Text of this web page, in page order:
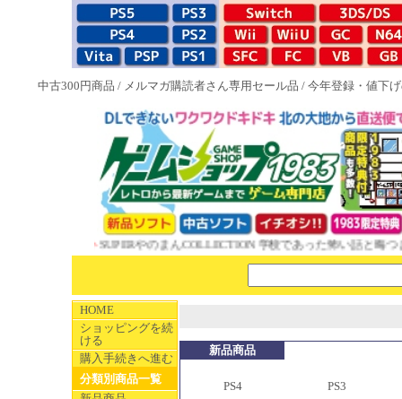
中古300円商品 / メルマガ購読者さん専用セール品 / 今年登録・値下
SUPERやのまんCOLLECTION 学校であった怖い話と晦󠄀つき
HOME
ショッピングを続
ける
購入手続きへ進む
分類別商品一覧
新品商品
PS4
PS3